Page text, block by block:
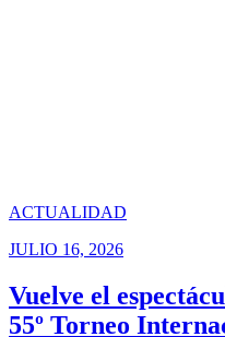
ACTUALIDAD
JULIO 16, 2026
Vuelve el
55º Torneo